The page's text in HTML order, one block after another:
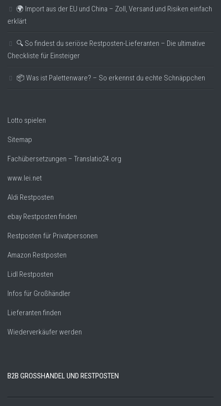
🌍 Import aus der EU und China – Zoll, Versand und Risiken einfach
erklärt
🔍 So findest du seriöse Restposten-Lieferanten – Die ultimative
Checkliste für Einsteiger
📦 Was ist Palettenware? – So erkennst du echte Schnäppchen
Lotto spielen
Sitemap
Fachübersetzungen – Translatio24.org
www.lei.net
Aldi Restposten
ebay Restposten finden
Restposten für Privatpersonen
Amazon Restposten
Lidl Restposten
Infos für Großhändler
Lieferanten finden
Wiederverkäufer werden
B2B GROSSHANDEL UND RESTPOSTEN